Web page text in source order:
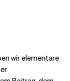
wir elementare